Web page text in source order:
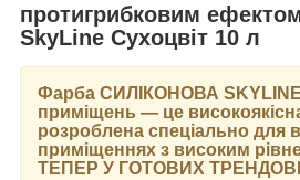
протигрибковим
SkyLine Сухоцвіт 10 л
Фарба СИЛІКОНОВА SKYLINE
приміщень — це
розроблена спеціально для
приміщеннях з високим
ТЕПЕР У ГОТОВИХ